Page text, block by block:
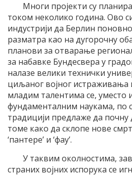
Многи пројекти су
током неколико година. Ово
индустрији да Берлин
разматра као на дугорочну
планови за отварање
за набавке Бундесвера у
налазе велики технички
циљаног војног истраживања
младим талентима се, уместо
фундаменталним наукама, по
традицији предлаже да
томе како да склопе нове
‘пантере’ и ‘фау’.
У таквим околностима,
страних војних испорука се